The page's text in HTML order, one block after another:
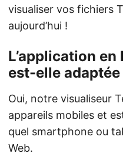
visualiser vos fichiers
aujourd’hui !
L’application
est-elle
Oui, notre visualiseur
appareils mobiles et
quel smartphone ou
Web.